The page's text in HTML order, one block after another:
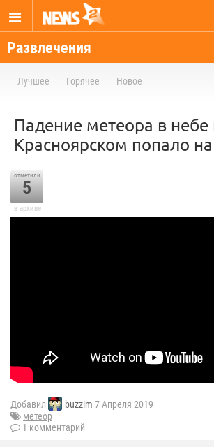
Развлечения
Лучшее Горячее Новое
Падение метеора в небе
Красноярском попало
отметили
5
в архиве
Добавил buzzim 7 Апреля 2019
метеор
1 комментарий